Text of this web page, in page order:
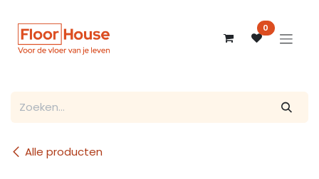
0
Alle producten